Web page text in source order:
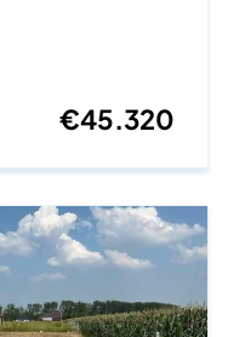
€45.320